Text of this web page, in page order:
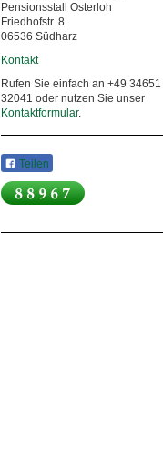
Pensionsstall Osterloh
Friedhofstr. 8
06536 Südharz
Kontakt
Rufen Sie einfach an +49 34651
32041 oder nutzen Sie unser
Kontaktformular.
Teilen